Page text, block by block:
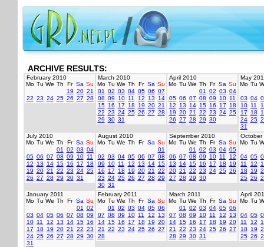
ARCHIVE RESULTS:
February 2010
Mo Tu We Th Fr Sa Su
19 20 21
22 23 24 25 26 27 28
March 2010
Mo Tu We Th Fr Sa Su
01
02 03 04 05 06 07
08 09 10 11 12 13
14
15 16 17 18 19 20 21
22 23 24 25 26 27 28
29 30 31
April 2010
Mo Tu We Th Fr Sa Su
01
02 03 04
05 06 07 08 09 10 11
12
13 14 15 16 17
18
19 20 21 22 23 24 25
26 27 28 29 30
May
Mo Tu
03 04
10 11
17
18
24 25
31
July 2010
Mo Tu We Th Fr Sa Su
01
02 03 04
05 06 07 08 09 10 11
12
13 14 15 16 17
18
19 20 21 22 23 24 25
26 27 28 29 30 31
August 2010
Mo Tu We Th Fr Sa Su
01
02 03 04 05 06 07 08
09
10 11 12 13 14 15
16
17 18 19 20 21
22
23 24 25 26 27 28 29
30 31
September 2010
Mo Tu We Th Fr Sa Su
01
02 03 04 05
06 07 08 09 10 11
12
13
14 15 16 17 18
19
20 21 22 23 24 25 26
27 28 29 30
October
Mo Tu
04 05
11
12
18
19
25 26
January 2011
Mo Tu We Th Fr Sa Su
01
02
03 04 05 06 07 08 09
10 11 12 13 14 15 16
17
18 19 20 21 22 23
24 25 26 27 28 29 30
31
February 2011
Mo Tu We Th Fr Sa Su
01
02 03 04 05 06
07 08 09 10 11 12
13
14 15 16 17 18 19 20
21
22 23 24 25 26 27
28
March 2011
Mo Tu We Th Fr Sa Su
01
02 03 04 05 06
07 08 09 10 11 12
13
14 15 16 17 18 19 20
21
22 23 24 25 26 27
28 29 30 31
April
Mo Tu
04 05
11
12
18
19
25 26